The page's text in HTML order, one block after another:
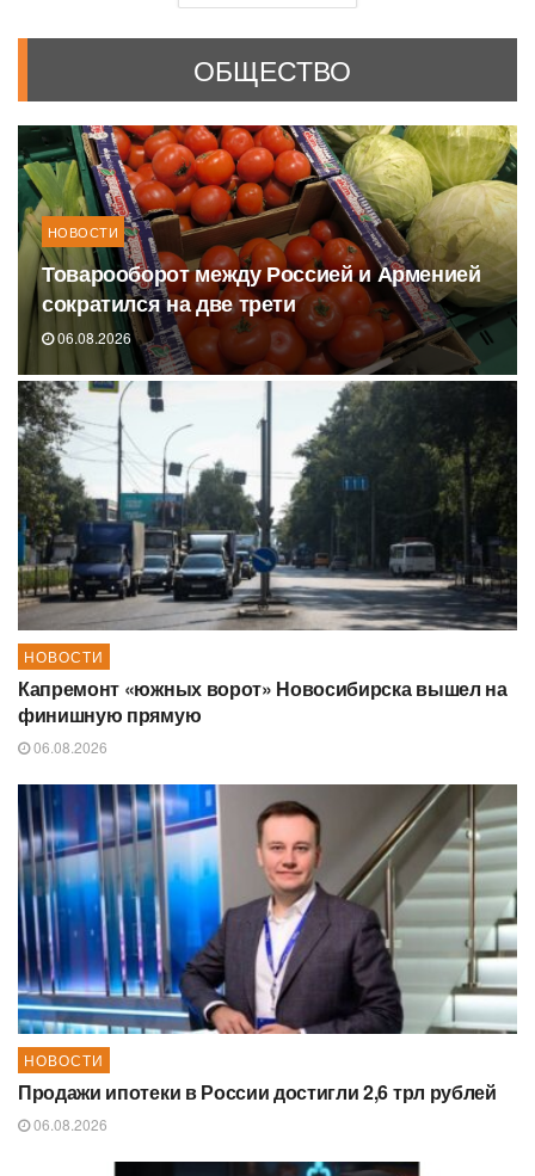
ОБЩЕСТВО
НОВОСТИ
Товарооборот между Россией и Арменией
сократился на две трети
06.08.2026
НОВОСТИ
Капремонт «южных ворот» Новосибирска вышел на
финишную прямую
06.08.2026
НОВОСТИ
Продажи ипотеки в России достигли 2,6 трл рублей
06.08.2026